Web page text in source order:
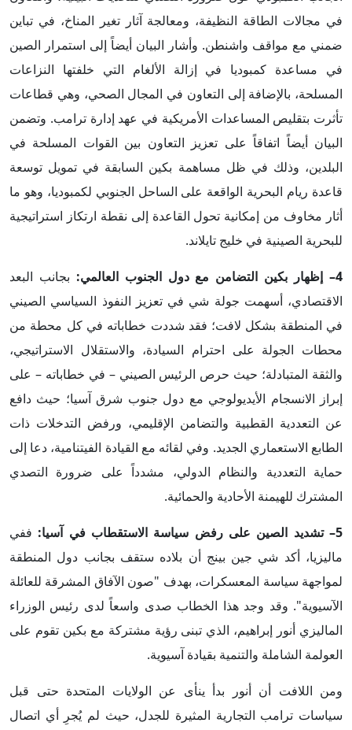
في مجالات الطاقة النظيفة، ومعالجة آثار تغير المناخ، في تباين
ضمني مع مواقف واشنطن. وأشار البيان أيضاً إلى استمرار الصين
في مساعدة كمبوديا في إزالة الألغام التي خلفتها النزاعات
المسلحة، بالإضافة إلى التعاون في المجال الصحي، وهي قطاعات
تأثرت بتقليص المساعدات الأمريكية في عهد إدارة ترامب. وتضمن
البيان أيضاً اتفاقاً على تعزيز التعاون بين القوات المسلحة في
البلدين، وذلك في ظل مساهمة بكين السابقة في تمويل توسعة
قاعدة ريام البحرية الواقعة على الساحل الجنوبي لكمبوديا، وهو ما
أثار مخاوف من إمكانية تحول القاعدة إلى نقطة ارتكاز استراتيجية
للبحرية الصينية في خليج تايلاند.
4– إظهار بكين التضامن مع دول الجنوب العالمي:
بجانب البعد
الاقتصادي، أسهمت جولة شي في تعزيز النفوذ السياسي الصيني
في المنطقة بشكل لافت؛ فقد شددت خطاباته في كل محطة من
محطات الجولة على احترام السيادة، والاستقلال الاستراتيجي،
والثقة المتبادلة؛ حيث حرص الرئيس الصيني – في خطاباته – على
إبراز الانسجام الأيديولوجي مع دول جنوب شرق آسيا؛ حيث دافع
عن التعددية القطبية والتضامن الإقليمي، ورفض التدخلات ذات
الطابع الاستعماري الجديد. وفي لقائه مع القيادة الفيتنامية، دعا إلى
حماية التعددية والنظام الدولي، مشدداً على ضرورة التصدي
المشترك للهيمنة الأحادية والحمائية.
5– تشديد الصين على رفض سياسة الاستقطاب في آسيا:
ففي
ماليزيا، أكد شي جين بينج أن بلاده ستقف بجانب دول المنطقة
لمواجهة سياسة المعسكرات، بهدف "صون الآفاق المشرقة للعائلة
الآسيوية". وقد وجد هذا الخطاب صدى واسعاً لدى رئيس الوزراء
الماليزي أنور إبراهيم، الذي تبنى رؤية مشتركة مع بكين تقوم على
العولمة الشاملة والتنمية بقيادة آسيوية.
ومن اللافت أن أنور بدأ ينأى عن الولايات المتحدة حتى قبل
سياسات ترامب التجارية المثيرة للجدل، حيث لم يُجرِ أي اتصال